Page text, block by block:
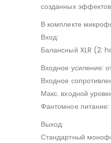
созданных
В комплекте
Вход:
Балансный XLR (2:
Входное усиление:
Входное
Макс. входной
Фантомное
Выход:
Стандартный